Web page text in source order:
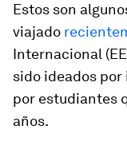
Estos son
viajado
Internacional
sido ideados
por estudiantes
años.